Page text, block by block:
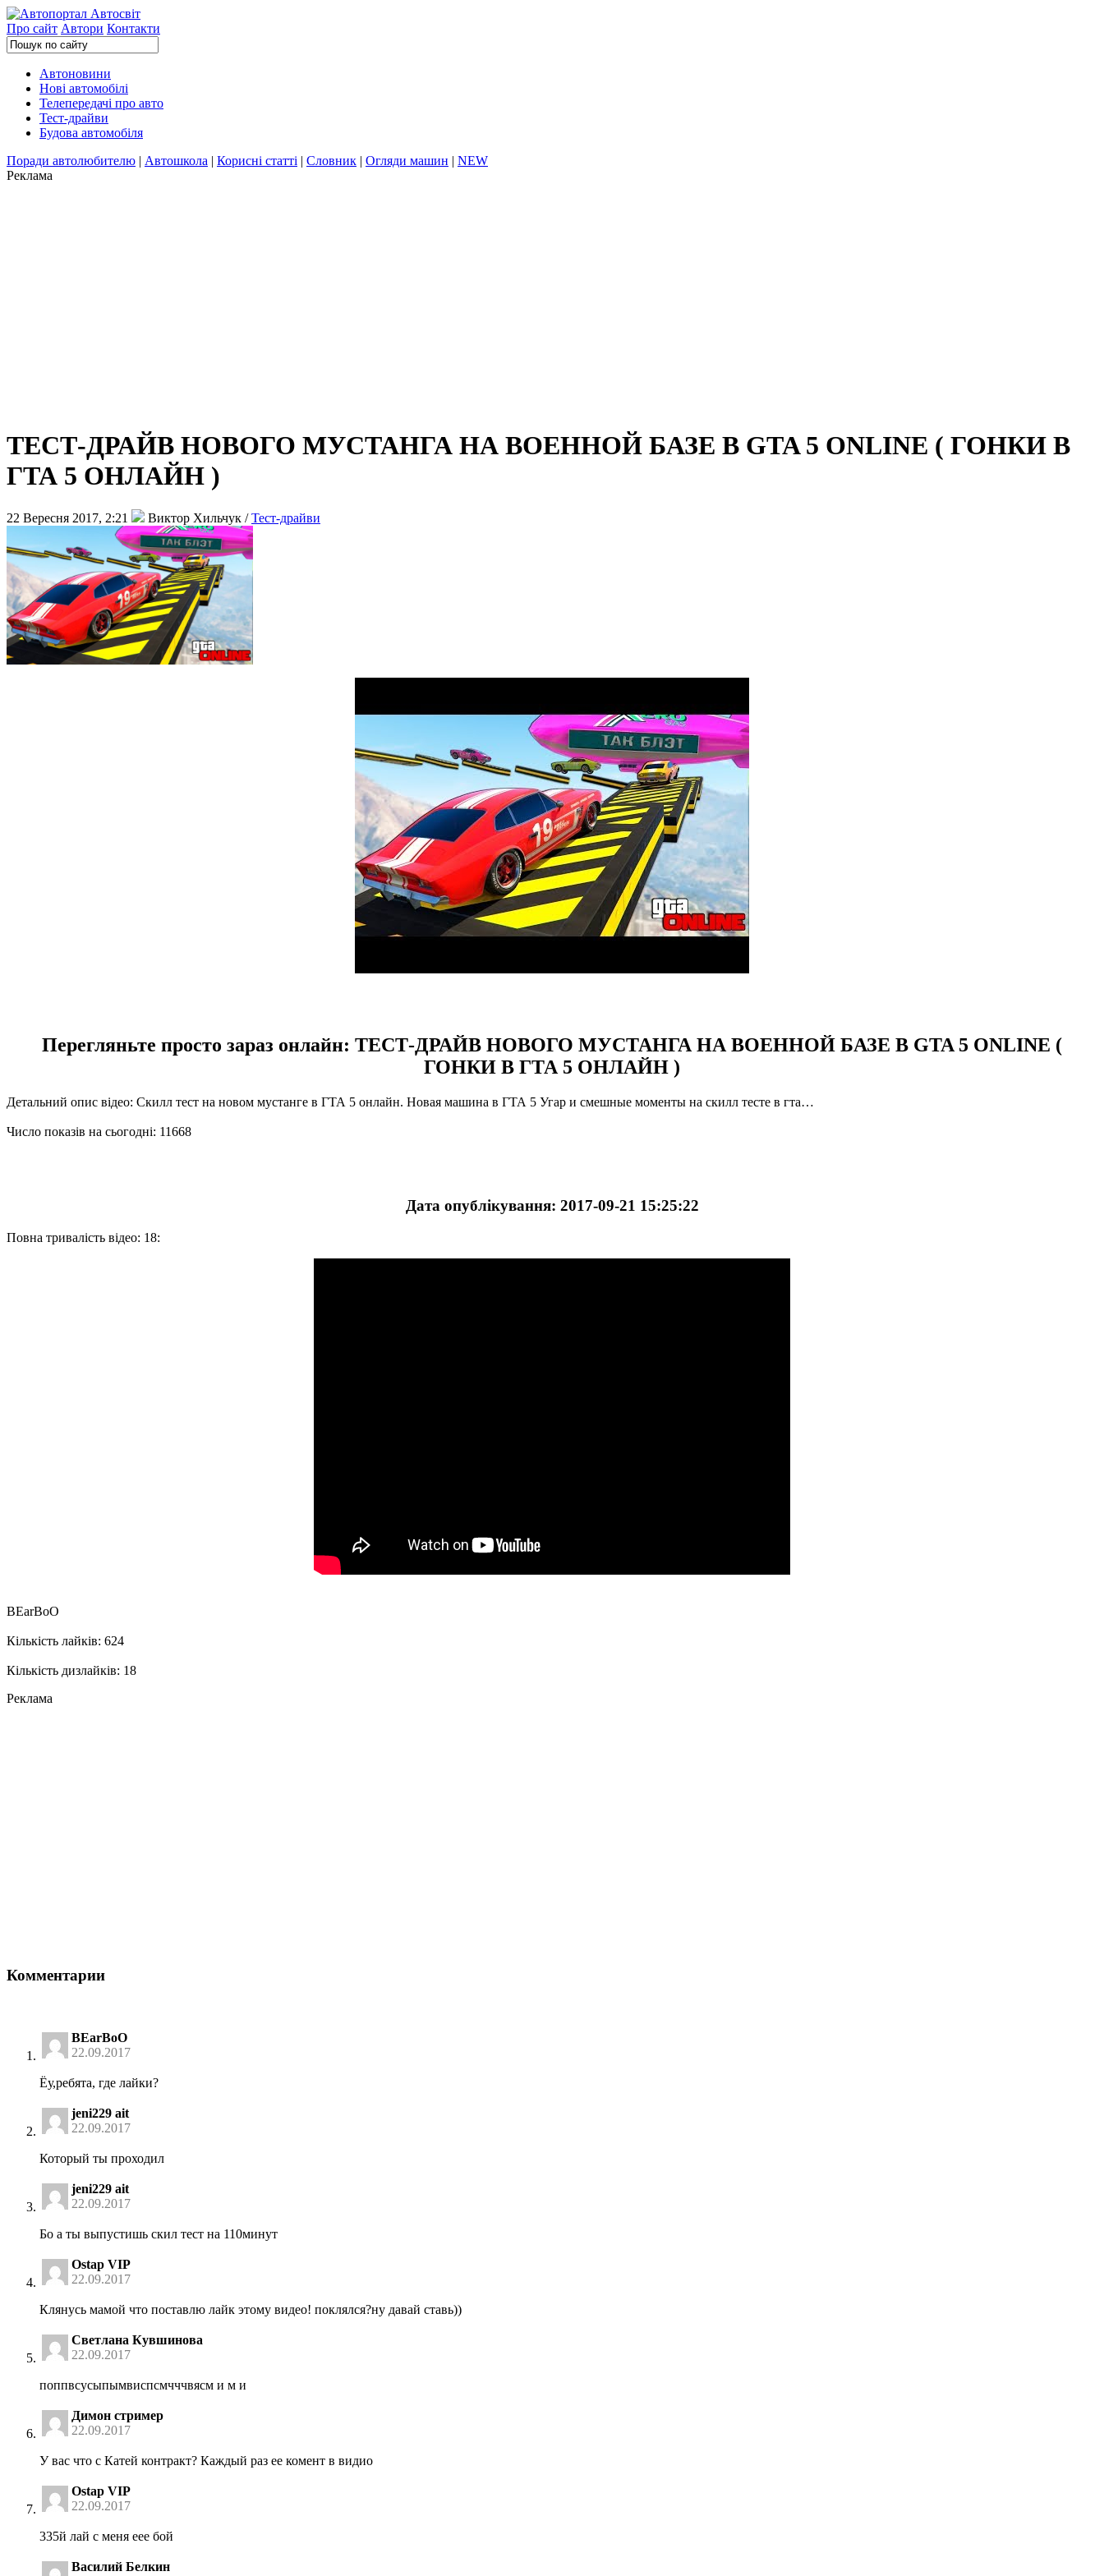
Про сайт Автори Контакти
Автоновини
Нові автомобілі
Телепередачі про авто
Тест-драйви
Будова автомобіля
Поради автолюбителю | Автошкола | Корисні статті | Словник | Огляди машин | NEW
Реклама
ТЕСТ-ДРАЙВ НОВОГО МУСТАНГА НА ВОЕННОЙ БАЗЕ В GTA 5 ONLINE ( ГОНКИ В
ГТА 5 ОНЛАЙН )
22 Вересня 2017, 2:21 Виктор Хильчук /Тест-драйви
Перегляньте просто зараз онлайн: ТЕСТ-ДРАЙВ НОВОГО МУСТАНГА НА ВОЕННОЙ БАЗЕ В GTA 5 ONLINE (
ГОНКИ В ГТА 5 ОНЛАЙН )
Детальний опис відео: Скилл тест на новом мустанге в ГТА 5 онлайн. Новая машина в ГТА 5 Угар и смешные моменты на скилл тесте в гта…
Число показів на сьогодні: 11668
Дата опублікування: 2017-09-21 15:25:22
Повна тривалість відео: 18:
BEarBoO
Кількість лайків: 624
Кількість дизлайків: 18
Реклама
Комментарии
BEarBoO
22.09.2017
Ёу,ребята, где лайки?
jeni229 ait
22.09.2017
Который ты проходил
jeni229 ait
22.09.2017
Бо а ты выпустишь скил тест на 110минут
Ostap VIP
22.09.2017
Клянусь мамой что поставлю лайк этому видео! поклялся?ну давай ставь))
Светлана Кувшинова
22.09.2017
поппвсусыпымвиспсмчччвясм и м и
Димон стример
22.09.2017
У вас что с Катей контракт? Каждый раз ее комент в видио
Ostap VIP
22.09.2017
335й лай с меня еее бой
Василий Белкин